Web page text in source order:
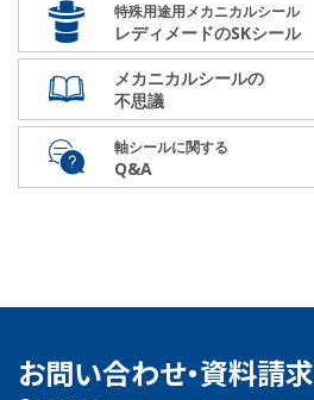
特殊用途用メカニカルシール
レディメードのSKシール
メカニカルシールの
不思議
軸シールに関する
Q&A
お問い合わせ・資料請求